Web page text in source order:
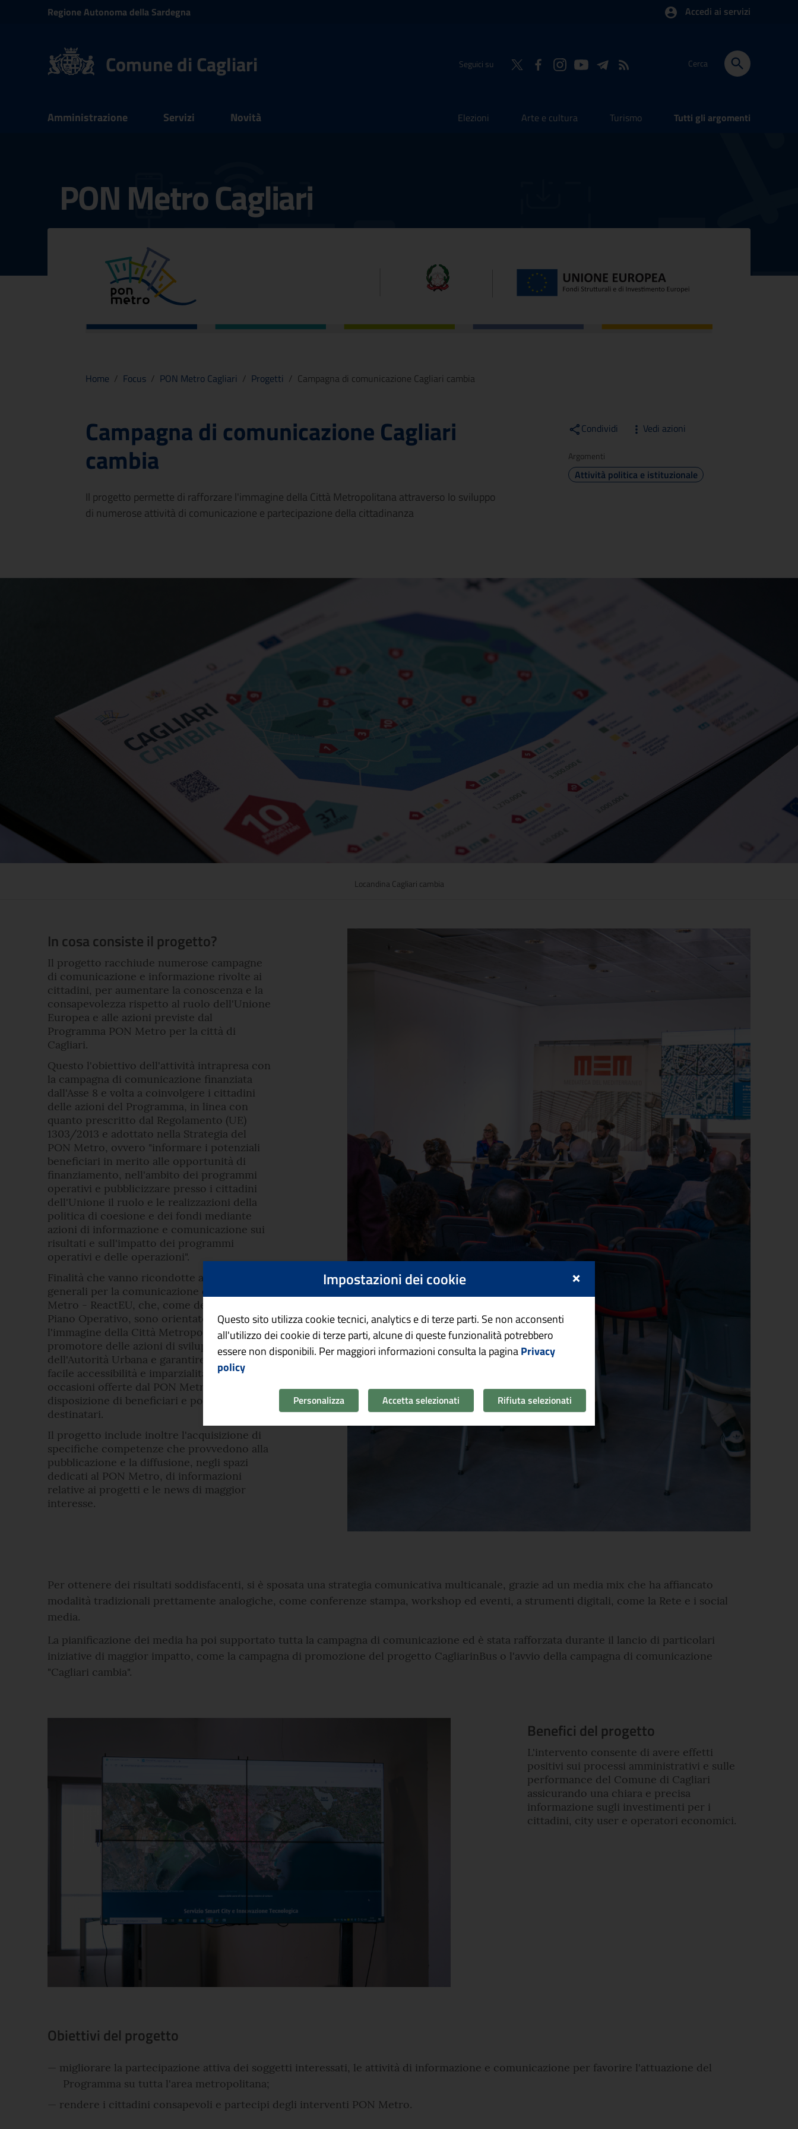
Vai ai contenuti
RegioneAutonoma della Sardegna Accedi ai servizi
Comune di Cagliari Seguici su Cerca
Submenu
Amministrazione Servizi
Novità
Elezioni Arte e cultura Turismo Tutti gli argomenti
PON Metro Cagliari
Home / Focus / PON Metro Cagliari / Progetti / Campagna di comunicazione Cagliari cambia
Campagna di comunicazione Cagliari
cambia
Il progetto permette di rafforzare l'immagine della Città Metropolitana attraverso lo sviluppo
di numerose attività di comunicazione e partecipazione della cittadinanza
Condividi Vedi azioni
Argomenti
Attività politica e istituzionale
Locandina Cagliari cambia
In cosa consiste il progetto?
Il progetto racchiude numerose campagne
di comunicazione e informazione rivolte ai
cittadini, per aumentare la conoscenza e la
consapevolezza rispetto al ruolo dell'Unione
Europea e alle azioni previste dal
Programma PON Metro per la città di
Cagliari.
Questo l'obiettivo dell'attività intrapresa con
la campagna di comunicazione finanziata
dall'Asse 8 e volta a coinvolgere i cittadini
delle azioni del Programma, in linea con
quanto prescritto dal Regolamento (UE)
1303/2013 e adottato nella Strategia del
PON Metro, ovvero "informare i potenziali
beneficiari in merito alle opportunità di
finanziamento, nell'ambito dei programmi
operativi e pubblicizzare presso i cittadini
dell'Unione il ruolo e le realizzazioni della
politica di coesione e dei fondi mediante
azioni di informazione e comunicazione sui
risultati e sull'impatto dei programmi
operativi e delle operazioni".
Finalità che vanno ricondotte agli obiettivi
generali per la comunicazione del PON
Metro - ReactEU, che, come definito dal
Piano Operativo, sono orientate a rafforzare
l'immagine della Città Metropolitana come
promotore delle azioni di sviluppo
dell'Autorità Urbana e garantire trasparenza,
facile accessibilità e imparzialità delle
occasioni offerte dal PON Metro a
disposizione di beneficiari e potenziali
destinatari.
Il progetto include inoltre l'acquisizione di
specifiche competenze che provvedono alla
pubblicazione e la diffusione, negli spazi
dedicati al PON Metro, di informazioni
relative ai progetti e le news di maggior
interesse.
Per ottenere dei risultati soddisfacenti, si è sposata una strategia comunicativa multicanale, grazie ad un media mix che ha affiancato
modalità tradizionali prettamente analogiche, come conferenze stampa, workshop ed eventi, a strumenti digitali, come la Rete e i social
media.
La pianificazione dei media ha poi supportato tutta la campagna di comunicazione ed è stata rafforzata durante il lancio di particolari
iniziative di maggior impatto, come la campagna di promozione del progetto CagliarinBus o l'avvio della campagna di comunicazione
"Cagliari cambia".
Benefici del progetto
L'intervento consente di avere effetti
positivi sui processi amministrativi e sulle
performance del Comune di Cagliari
assicurando una chiara e precisa
informazione sugli investimenti per i
cittadini, city user e operatori economici.
Obiettivi del progetto
migliorare la partecipazione attiva dei soggetti interessati, le attività di informazione e comunicazione per favorire l'attuazione del
Programma su tutta l'area metropolitana;
rendere i cittadini consapevoli e partecipi degli interventi PON Metro.
×
Impostazioni dei cookie
Questo sito utilizza cookie tecnici, analytics e di terze parti. Se non acconsenti
all'utilizzo dei cookie di terze parti, alcune di queste funzionalità potrebbero
essere non disponibili. Per maggiori informazioni consulta la paginaPrivacy
policy
Personalizza Accetta selezionati Rifiuta selezionati